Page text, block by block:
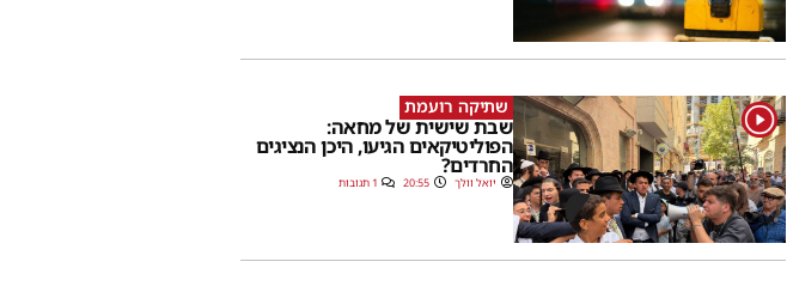
1 שתיקה רועמת
שבת שישית של מחאה:
הפוליטיקאים הגיעו, היכן הנציגים
החרדים?
יואל וולך 20:55 1 תגובות